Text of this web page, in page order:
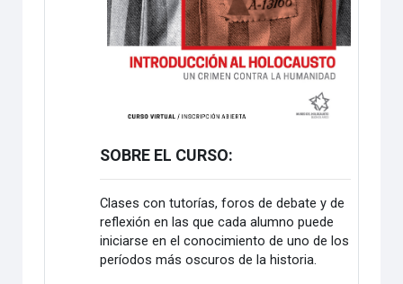
SOBRE EL CURSO:
Clases con tutorías, foros de debate y de
reflexión en las que cada alumno puede
iniciarse en el conocimiento de uno de los
períodos más oscuros de la historia.